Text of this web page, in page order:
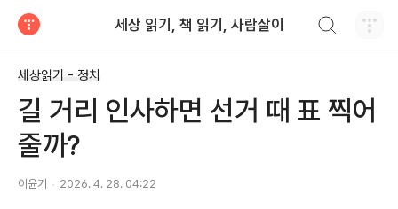
세상 읽기, 책 읽기, 사람살이
세상읽기 - 정치
길 거리 인사하면 선거 때 표 찍어
줄까?
이윤기 2026. 4. 28. 04:22